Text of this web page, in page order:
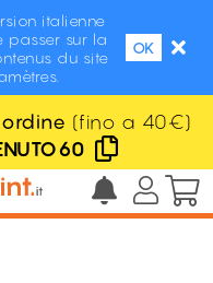
italienne
passer sur la
du site
OK
(fino a 40€)
/ Roll-up /
Roll-